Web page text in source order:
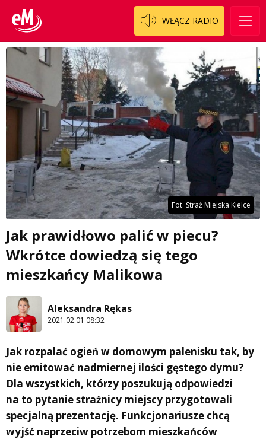
WŁĄCZ RADIO
Fot. Straż Miejska Kielce
Jak prawidłowo palić w piecu?
Wkrótce dowiedzą się tego
mieszkańcy Malikowa
Aleksandra Rękas
2021.02.01 08:32
Jak rozpalać ogień w domowym palenisku tak, by
nie emitować nadmiernej ilości gęstego dymu?
Dla wszystkich, którzy poszukują odpowiedzi
na to pytanie strażnicy miejscy przygotowali
specjalną prezentację. Funkcjonariusze chcą
wyjść naprzeciw potrzebom mieszkańców